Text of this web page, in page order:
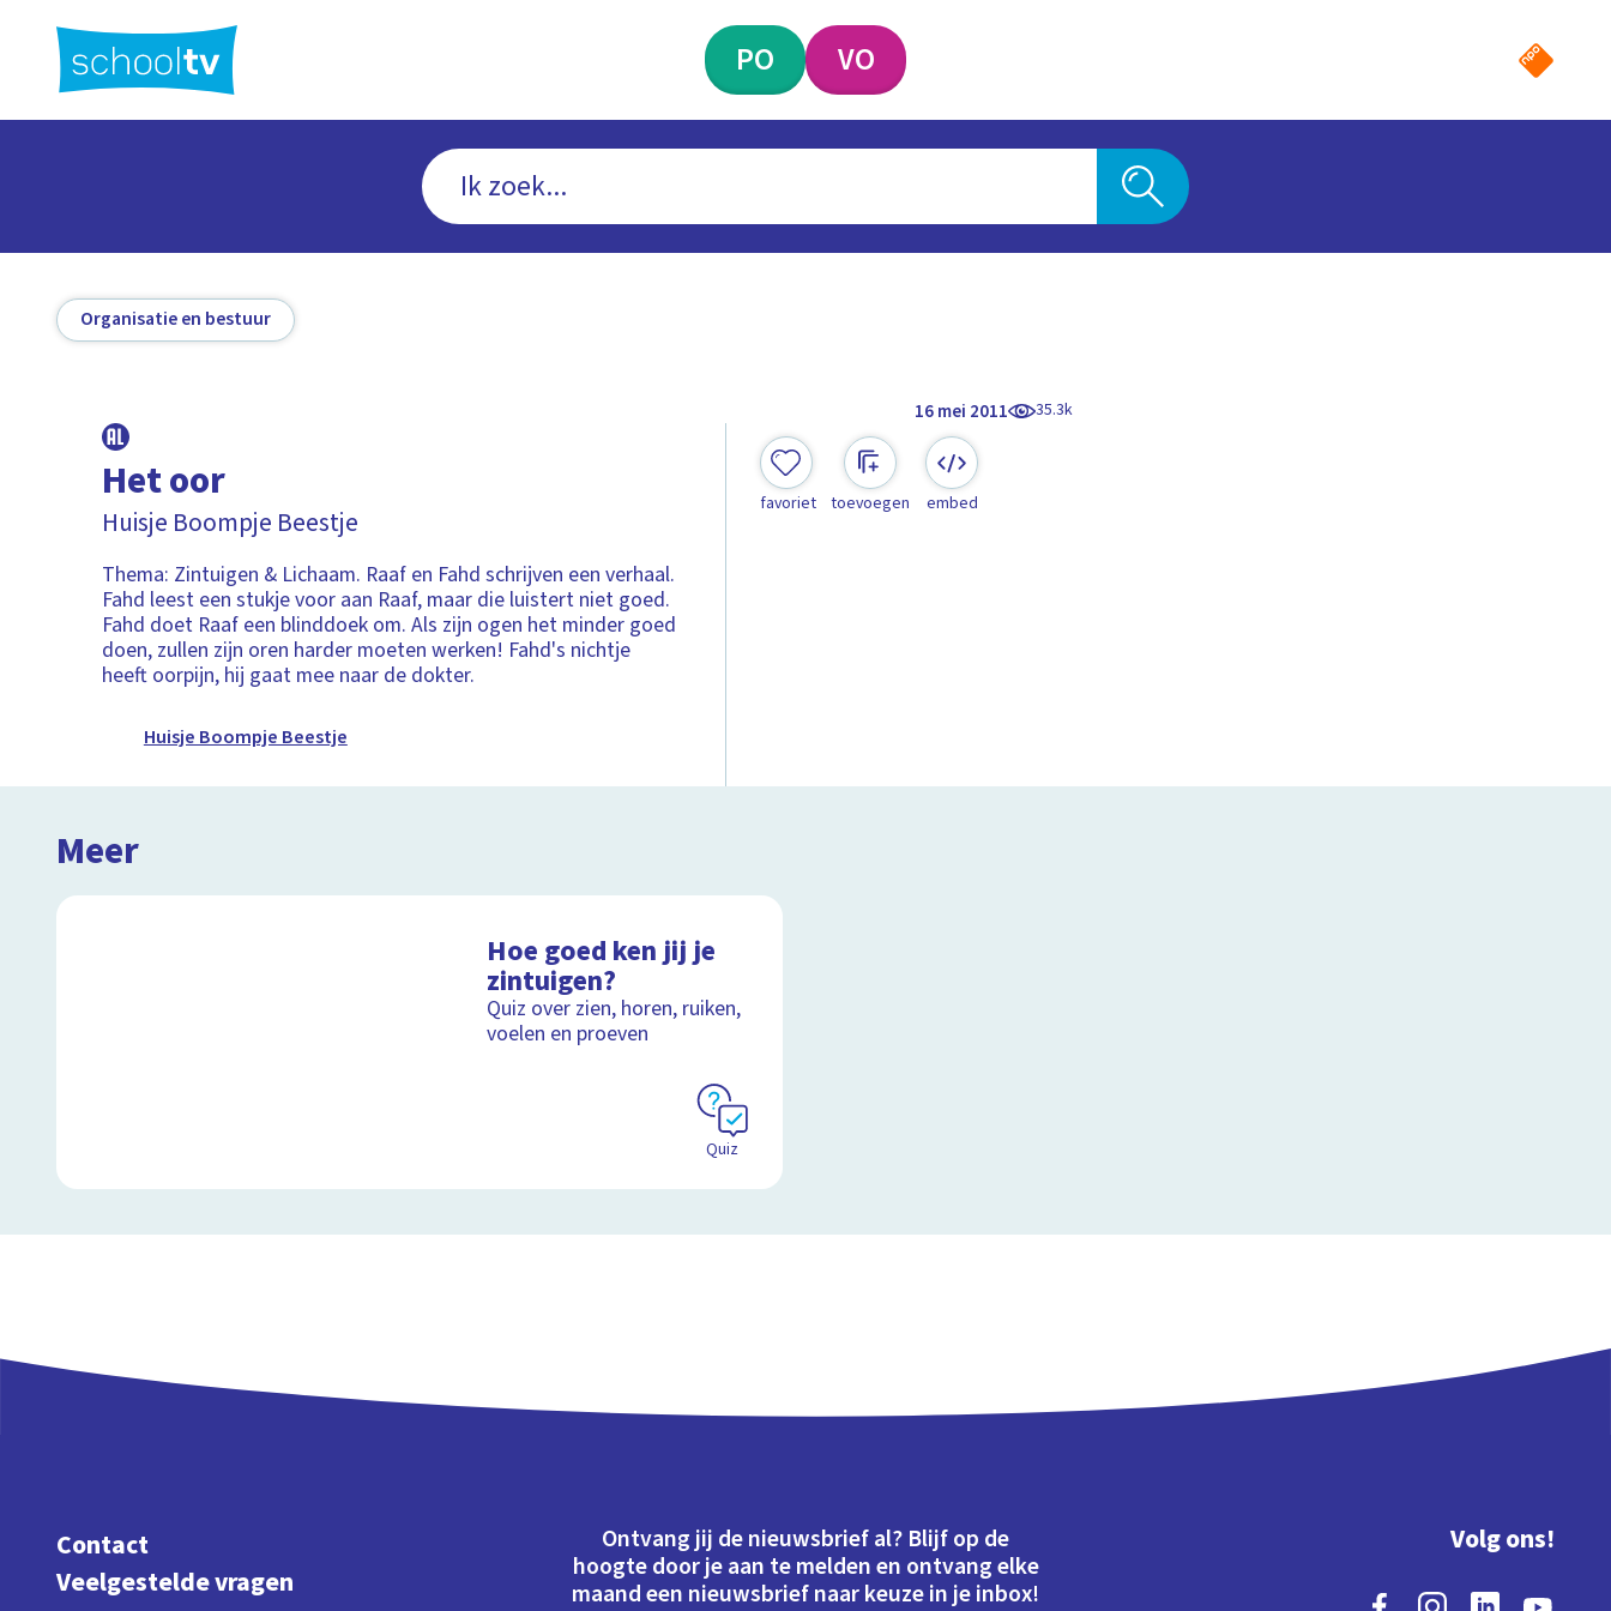
hoofdinhoud
PO VO
Organisatie en bestuur
16 mei 2011 35.3k
Het oor
Huisje Boompje Beestje
Thema: Zintuigen & Lichaam. Raaf en Fahd schrijven een verhaal.
Fahd leest een stukje voor aan Raaf, maar die luistert niet goed.
Fahd doet Raaf een blinddoek om. Als zijn ogen het minder goed
doen, zullen zijn oren harder moeten werken! Fahd's nichtje
heeft oorpijn, hij gaat mee naar de dokter.
Huisje Boompje Beestje
favoriet toevoegen embed
Meer
Hoe goed ken jij je
zintuigen?
Quiz over zien, horen, ruiken,
voelen en proeven
Quiz
Contact
Veelgestelde vragen
Ontvang jij de nieuwsbrief al? Blijf op de
hoogte door je aan te melden en ontvang elke
maand een nieuwsbrief naar keuze in je inbox!
Volg ons!